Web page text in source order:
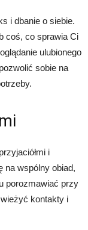
i dbanie o siebie.
coś, co sprawia Ci
ulubionego
sobie na
i
na wspólny obiad,
porozmawiać przy
kontakty i